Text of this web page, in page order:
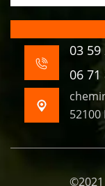
03 59
06 71